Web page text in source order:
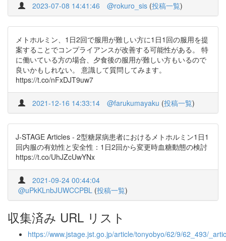
2023-07-08 14:41:46 @rokuro_sis (投稿一覧)
メトホルミン、1日2回で服用が難しい方に1日1回の服用を提
案することでコンプライアンスが改善する可能性がある。 特
に働いている方の場合、夕食後の服用が難しい方もいるので
良いかもしれない。 意識して質問してみます。
https://t.co/nFxDJT9uw7
2021-12-16 14:33:14 @farukumayaku (投稿一覧)
J-STAGE Articles - 2型糖尿病患者におけるメトホルミン1日1
回内服の有効性と安全性：1日2回から変更時血糖動態の検討
https://t.co/UhJZcUwYNx
2021-09-24 00:44:04
@uPkKLnbJUWCCPBL (投稿一覧)
収集済み URL リスト
https://www.jstage.jst.go.jp/article/tonyobyo/62/9/62_493/